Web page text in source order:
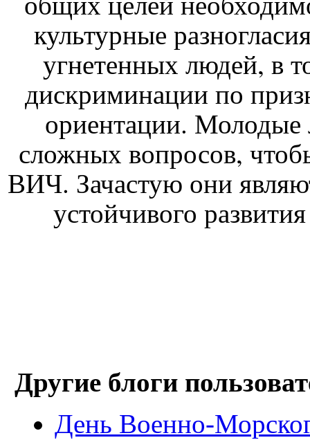
культурные
угнетенных людей, в
дискриминации по
ориентации.
сложных вопросов,
ВИЧ. Зачастую они
устойчивого
Другие блоги
День Военно-